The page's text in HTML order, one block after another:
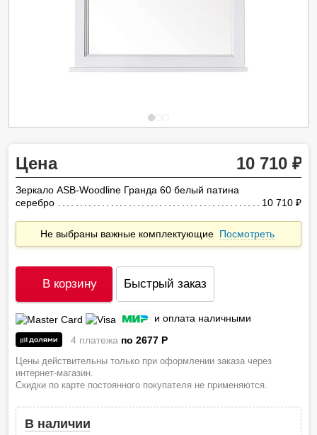
Цена 10 710
Зеркало ASB-Woodline Гранда 60 белый патина
серебро
10 710
Не выбраны важные комплектующие Посмотреть
В корзину Быстрый заказ
и оплата наличными
4 платежа по 2677 P
Цены действительны только при оформлении заказа через
интернет-магазин.
Скидки по карте постоянного покупателя не применяются.
В наличии